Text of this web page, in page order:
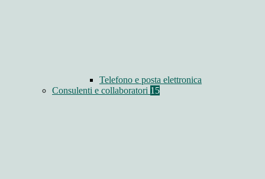
Telefono e posta elettronica
Consulenti e collaboratori 15